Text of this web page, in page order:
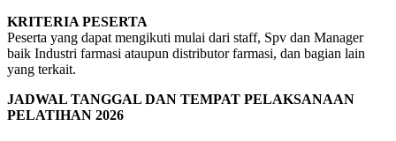
KRITERIA PESERTA
Peserta yang dapat mengikuti mulai dari staff, Spv dan Manager
baik Industri farmasi ataupun distributor farmasi, dan bagian lain
yang terkait.
JADWAL TANGGAL DAN TEMPAT PELAKSANAAN
PELATIHAN 2026